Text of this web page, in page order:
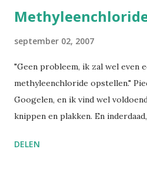
september 02, 2007
"Geen probleem, ik zal wel even
methyleenchloride opstellen."
Googelen, en ik vind wel
knippen en plakken. En
de online Encyclopedie die
DELEN